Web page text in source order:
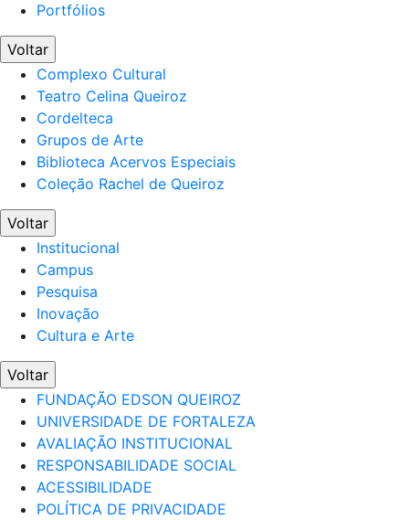
Portfólios
Voltar
Complexo Cultural
Teatro Celina Queiroz
Cordelteca
Grupos de Arte
Biblioteca Acervos Especiais
Coleção Rachel de Queiroz
Voltar
Institucional
Campus
Pesquisa
Inovação
Cultura e Arte
Voltar
FUNDAÇÃO EDSON QUEIROZ
UNIVERSIDADE DE FORTALEZA
AVALIAÇÃO INSTITUCIONAL
RESPONSABILIDADE SOCIAL
ACESSIBILIDADE
POLÍTICA DE PRIVACIDADE